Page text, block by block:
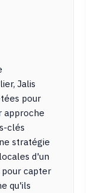
Jalis
pour
approche
clés
stratégie
d'un
capter
qu'ils